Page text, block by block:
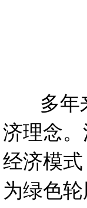
多年来
济理念
经济模
为绿色